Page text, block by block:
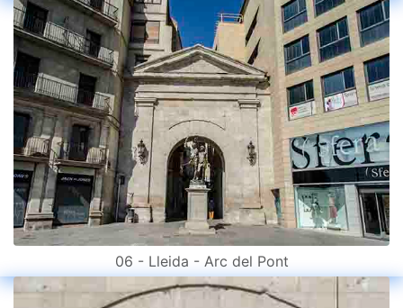
06 - Lleida - Arc del Pont